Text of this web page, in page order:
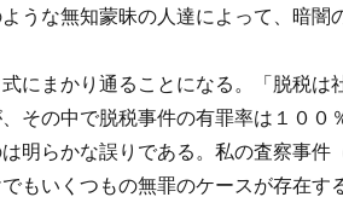
うな無知蒙昧の人達によって、暗闇
にまかり通ることになる。「脱税は
その中で脱税事件の有罪率は１００
明らかな誤りである。私の査察事件
もいくつもの無罪のケースが存在す